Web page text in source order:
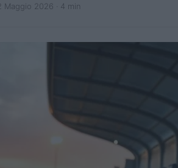
Maggio 2026 · 4 min